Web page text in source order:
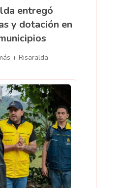
entregó
y dotación en
+ Risaralda